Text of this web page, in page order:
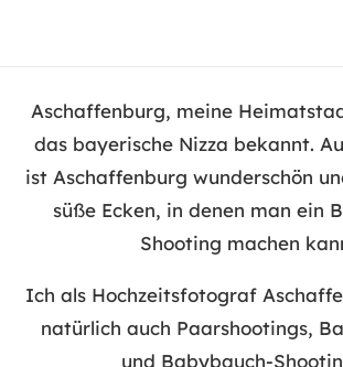
Aschaffenburg, meine
das bayerische Nizza bekannt.
ist Aschaffenburg wunderschön
süße Ecken, in denen man ein
Shooting machen
Ich als Hochzeitsfotograf
natürlich auch Paarshootings,
und Babybauch-